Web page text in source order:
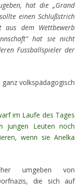
hat die „Grand
einen Schlußstrich
aus dem Wettbewerb
hat sie nicht
Fussballspieler der
volkspädagogisch
im Laufe des Tages
jungen Leuten noch
wenn sie Anelka
umgeben von
die sich auf